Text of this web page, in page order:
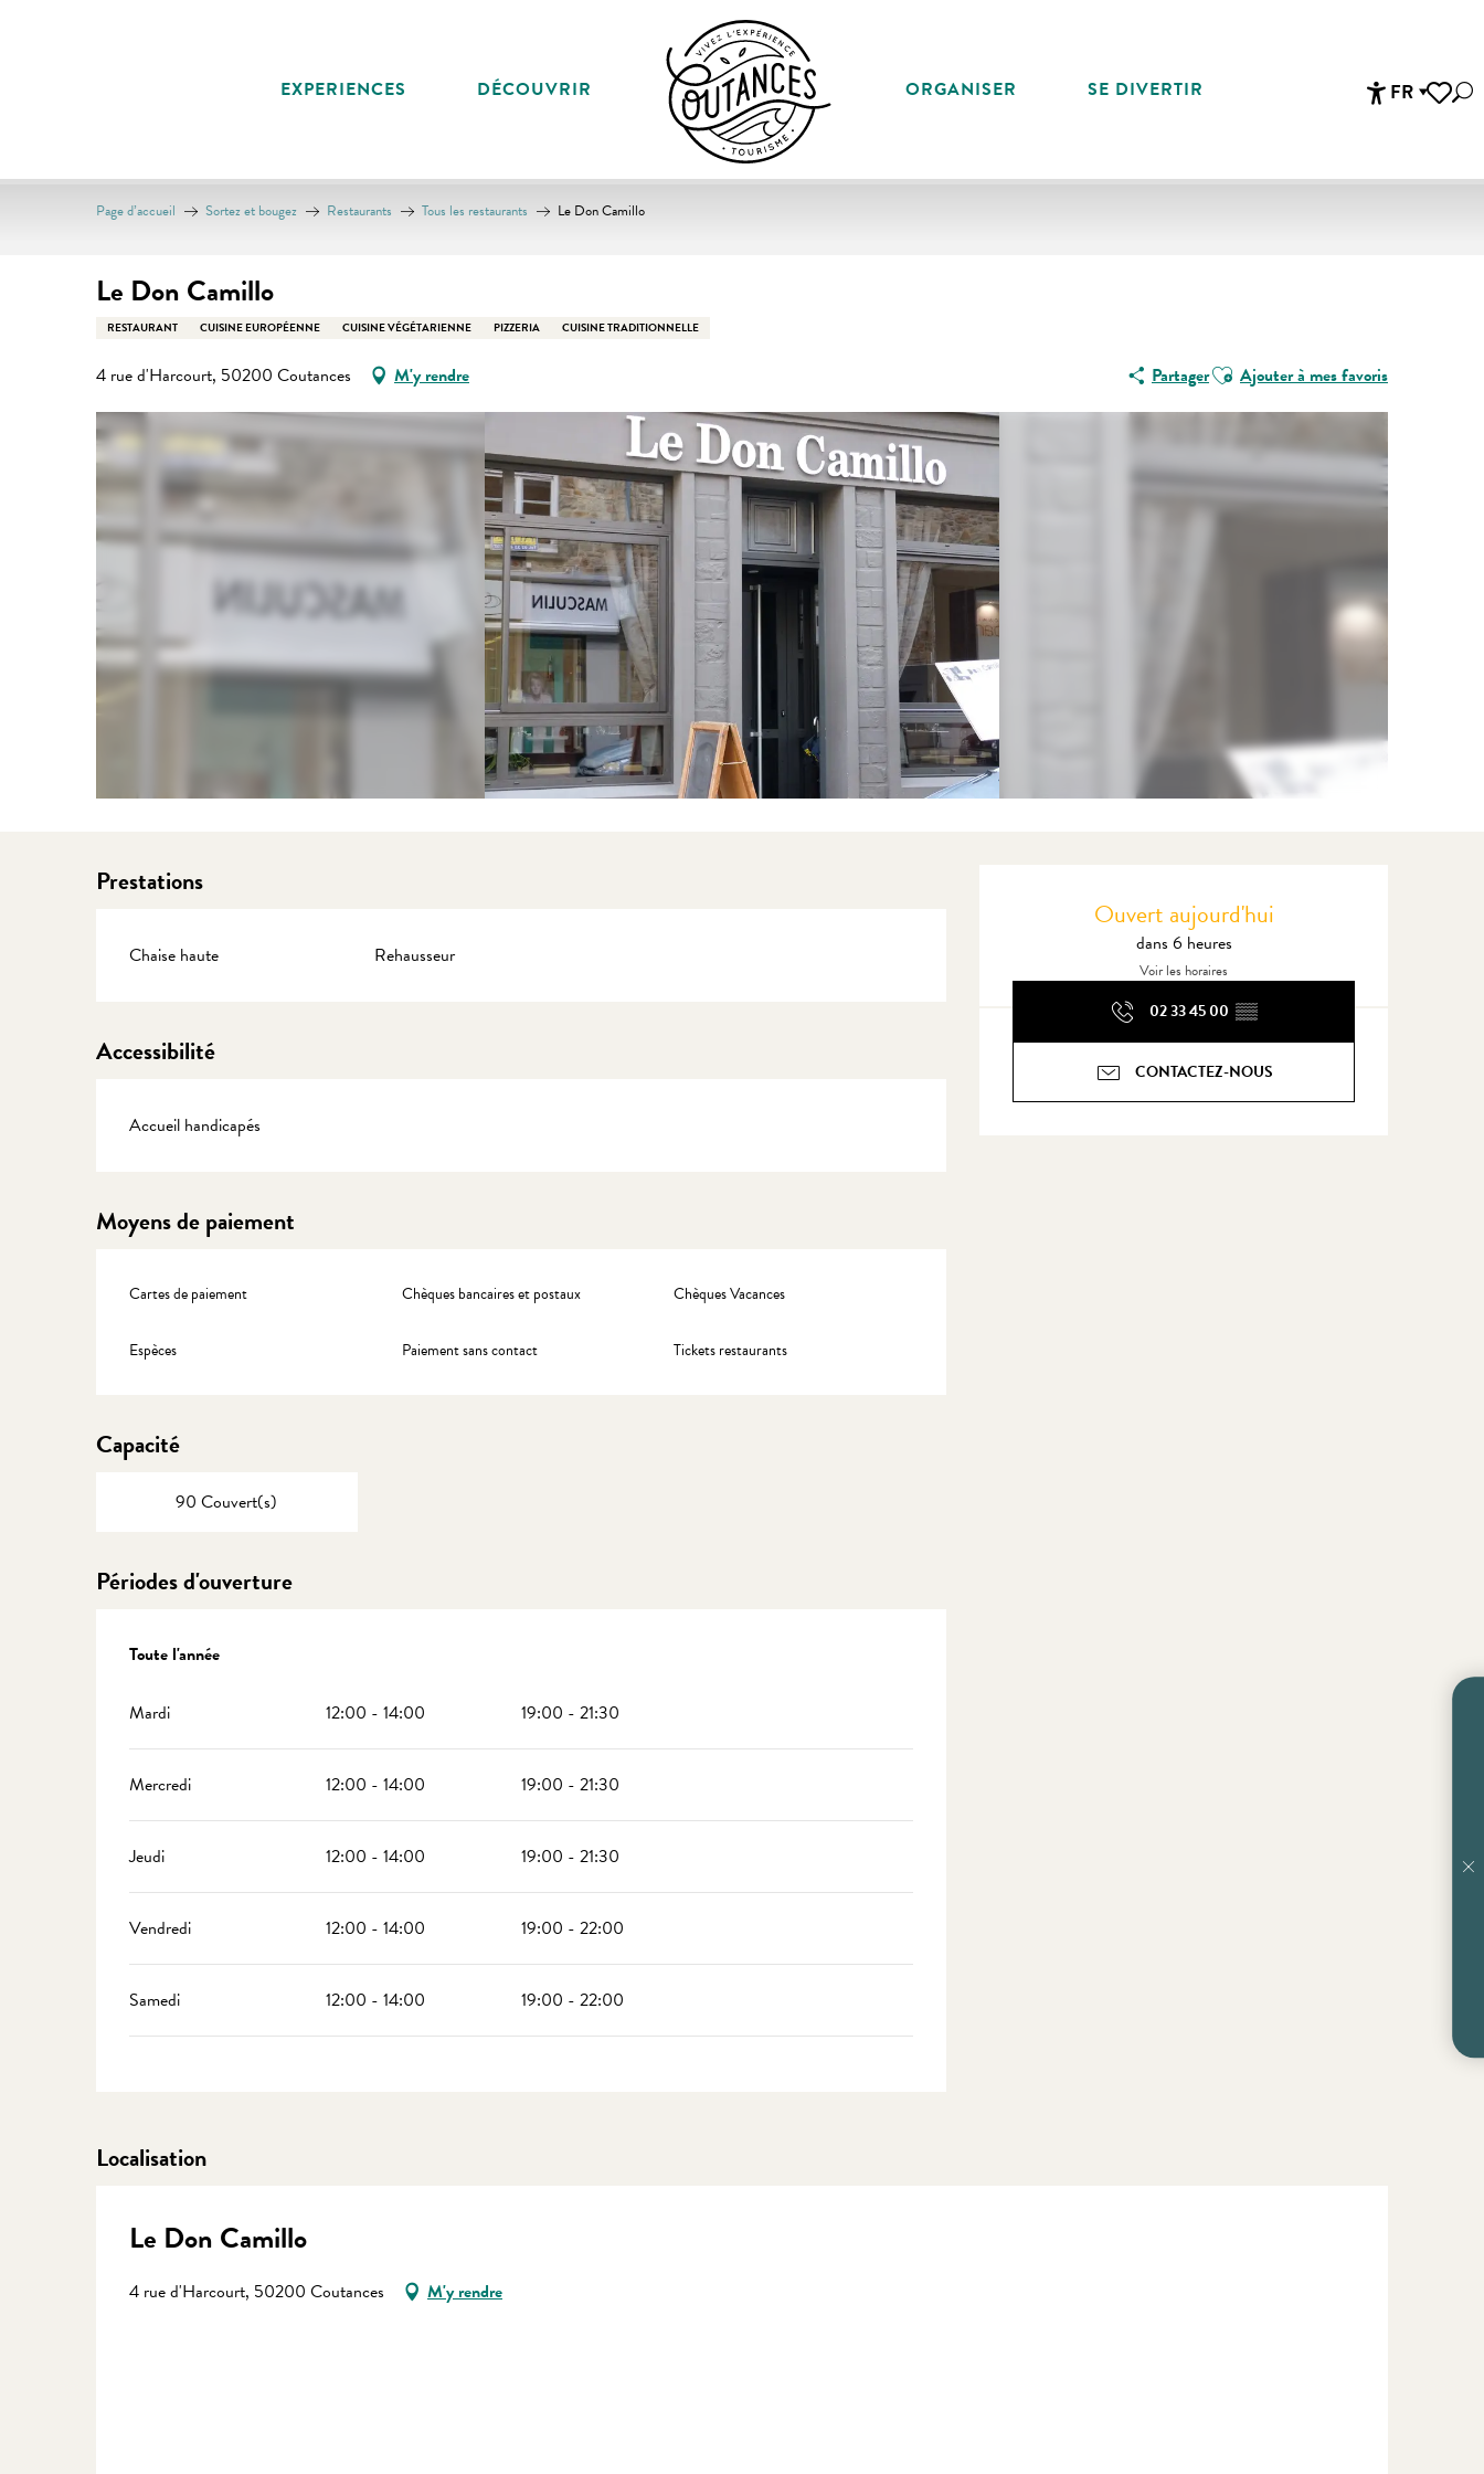
FR
EXPERIENCES DÉCOUVRIR ORGANISER SE DIVERTIR
Page d’accueil Sortez et bougez Restaurants Tous les restaurants Le Don Camillo
Le Don Camillo
RESTAURANT CUISINE EUROPÉENNE CUISINE VÉGÉTARIENNE PIZZERIA CUISINE TRADITIONNELLE
4 rue d'Harcourt, 50200 Coutances M'y rendre PartagerAjouter aux favoris
Ajouter à mes favoris
Ouverture et coordonnées
Ouvert aujourd'hui
dans 6 heures
Voir les horaires
02 33 45 00 ▒▒
CONTACTEZ-NOUS
Prestations
Chaise haute Rehausseur
Accessibilité
Accueil handicapés
Moyens de paiement
Cartes de paiement Chèques bancaires et postaux Chèques Vacances
Espèces Paiement sans contact Tickets restaurants
Capacité
90 Couvert(s)
Périodes d'ouverture
Toute l'année
Toute l'année
Mardi 12:00 - 14:00 19:00 - 21:30
Mercredi 12:00 - 14:00 19:00 - 21:30
Jeudi 12:00 - 14:00 19:00 - 21:30
Vendredi 12:00 - 14:00 19:00 - 22:00
Samedi 12:00 - 14:00 19:00 - 22:00
Localisation
Le Don Camillo
4 rue d'Harcourt, 50200 Coutances M'y rendre